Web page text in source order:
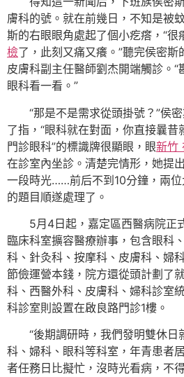
膚科的號。就在前幾日，不知是被
斯的右眼眼角處起了個小疙瘩，“很
檢了，此刻又痛又癢。”聽完侯密
皮膚科副主任醫師劉杰開端觸診。
眼科看一看。”
“那是不是需求從頭掛號？”侯
了指，“眼科就在對面，你直接曩昔
門診眼科”的標識牌很顯眼，眼新竹
在診室內坐診。清楚完情形，她提
一段時光……前后不到10分鐘，兩位
的題目順遂處理了。
5月4日起，嘉定區西醫病院正
臨床科室擴容醫療辦事，包含眼科
科、針灸科、按摩科、皮膚科、婦
節儉運營本錢，院方還從頭計劃了
科、西醫外科、皮膚科、婦科診室
科診室則設置在啟良路門診1樓。
“後期調研時，我們發明雙休
科、婦科、眼科等科室，年青患者
者任務日比擬忙，沒時光看病，不